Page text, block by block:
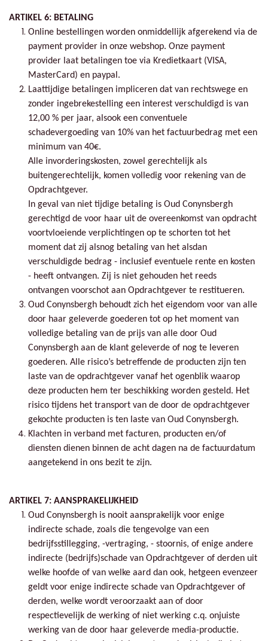
ARTIKEL 6: BETALING
Online bestellingen worden onmiddellijk afgerekend via de
payment provider in onze webshop. Onze payment
provider laat betalingen toe via Kredietkaart (VISA,
MasterCard) en paypal.
Laattijdige betalingen impliceren dat van rechtswege en
zonder ingebrekestelling een interest verschuldigd is van
12,00 % per jaar, alsook een conventuele
schadevergoeding van 10% van het factuurbedrag met een
minimum van 40€.
Alle invorderingskosten, zowel gerechtelijk als
buitengerechtelijk, komen volledig voor rekening van de
Opdrachtgever.
In geval van niet tijdige betaling is Oud Conynsbergh
gerechtigd de voor haar uit de overeenkomst van opdracht
voortvloeiende verplichtingen op te schorten tot het
moment dat zij alsnog betaling van het alsdan
verschuldigde bedrag - inclusief eventuele rente en kosten
- heeft ontvangen. Zij is niet gehouden het reeds
ontvangen voorschot aan Opdrachtgever te restitueren.
Oud Conynsbergh behoudt zich het eigendom voor van alle
door haar geleverde goederen tot op het moment van
volledige betaling van de prijs van alle door Oud
Conynsbergh aan de klant geleverde of nog te leveren
goederen. Alle risico’s betreffende de producten zijn ten
laste van de opdrachtgever vanaf het ogenblik waarop
deze producten hem ter beschikking worden gesteld. Het
risico tijdens het transport van de door de opdrachtgever
gekochte producten is ten laste van Oud Conynsbergh.
Klachten in verband met facturen, producten en/of
diensten dienen binnen de acht dagen na de factuurdatum
aangetekend in ons bezit te zijn.
ARTIKEL 7: AANSPRAKELIJKHEID
Oud Conynsbergh is nooit aansprakelijk voor enige
indirecte schade, zoals die tengevolge van een
bedrijfsstillegging, -vertraging, - stoornis, of enige andere
indirecte (bedrijfs)schade van Opdrachtgever of derden uit
welke hoofde of van welke aard dan ook, hetgeen evenzeer
geldt voor enige indirecte schade van Opdrachtgever of
derden, welke wordt veroorzaakt aan of door
respectievelijk de werking of niet werking c.q. onjuiste
werking van de door haar geleverde media-productie.